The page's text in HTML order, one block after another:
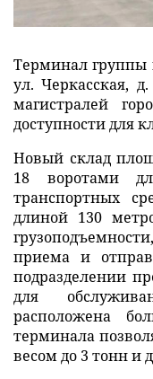
Терминал группы
ул. Черкасская,
магистралей
доступности для
Новый склад
18 воротами
транспортных
длиной 130
приема и
подразделении
для
расположена
терминала
весом до 3 тонн и